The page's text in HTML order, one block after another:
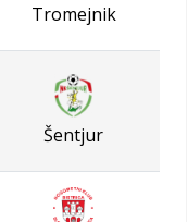
Tromejnik
Šentjur